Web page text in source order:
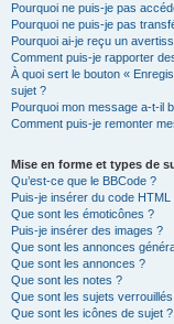
Pourquoi ne puis-je pas
Pourquoi ne puis-je pas
Pourquoi ai-je reçu un
Comment puis-je rapporter
À quoi sert le bouton «
sujet ?
Pourquoi mon message a-t-il
Comment puis-je remonter
Mise en forme et types de
Qu’est-ce que le BBCode ?
Puis-je insérer du code HTML
Que sont les émoticônes ?
Puis-je insérer des images ?
Que sont les annonces
Que sont les annonces ?
Que sont les notes ?
Que sont les sujets
Que sont les icônes de sujet ?